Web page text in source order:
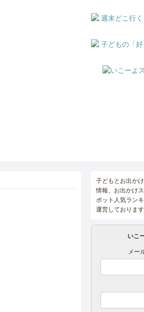
子どもとお出か
情報、お出かけ
ポット人気ラン
運営しております
いこ
メー